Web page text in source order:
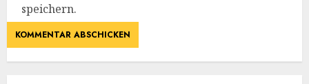
speichern.